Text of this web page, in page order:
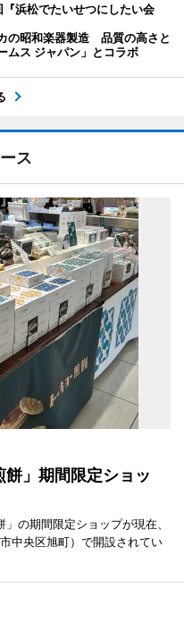
浜松でたいせつにしたい会
の昭和楽器製造 品質の高さと
ムス ジャパン」とコラボ
ス
」期間限定ショッ
の期間限定ショップが現在、
中央区旭町）で開設されてい